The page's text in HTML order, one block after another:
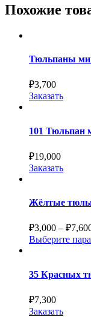
Похожие
Тюльпаны
₽3,700
Заказать
101 Тюльпан
₽19,000
Заказать
Жёлтые
₽3,000 – ₽
Выберите
35 Красных
₽7,300
Заказать